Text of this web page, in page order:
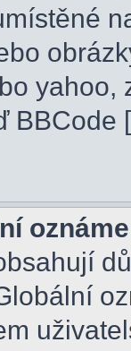
yahoo,
BBCode